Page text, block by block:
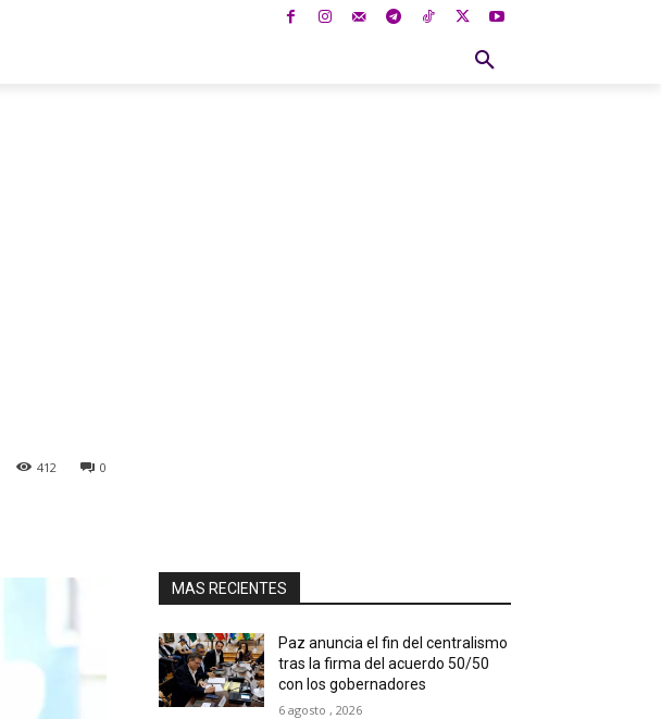
0
412
MAS RECIENTES
Paz anuncia el fin del centralismo
tras la firma del acuerdo 50/50
con los gobernadores
6 agosto , 2026